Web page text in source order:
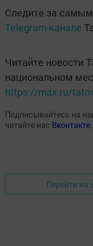
Следите за
Telegram-канале
Читайте новости
национальном
https://max.ru/
Подписывайтесь на
читайте нас Вконтакте,
Перейти на